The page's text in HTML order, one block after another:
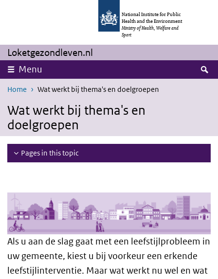
National Institute for Public
Health and the Environment
Ministry of Health, Welfare and
Sport
Loketgezondleven.nl
Menu
Home Wat werkt bij thema's en doelgroepen
Wat werkt bij thema's en
doelgroepen
Pages in this topic
Als u aan de slag gaat met een leefstijlprobleem in
uw gemeente, kiest u bij voorkeur een erkende
leefstijlinterventie. Maar wat werkt nu wel en wat